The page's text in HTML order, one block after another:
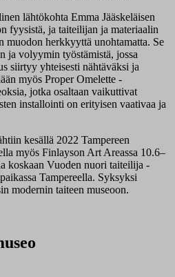
lähtökohta Emma Jääskeläisen
fyysistä, ja taiteilijan ja materiaalin
muodon herkkyyttä unohtamatta. Se
ja volyymin työstämistä, jossa
siirtyy yhteisesti nähtäväksi ja
myös Proper Omelette -
jotka osaltaan vaikuttivat
installointi on erityisen vaativaa ja
kesällä 2022 Tampereen
myös Finlayson Art Areassa 10.6–
koskaan Vuoden nuori taiteilija -
Tampereella. Syksyksi
modernin taiteen museoon.